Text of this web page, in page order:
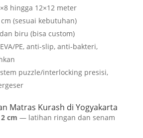
hingga 12×12 meter
cm (sesuai kebutuhan)
biru (bisa custom)
PE, anti-slip, anti-bakteri,
puzzle/interlocking presisi,
Matras Kurash di Yogyakarta
cm — latihan ringan dan senam